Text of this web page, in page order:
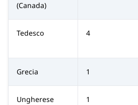
(Canada)
Tedesco 4
Grecia 1
Ungherese 1